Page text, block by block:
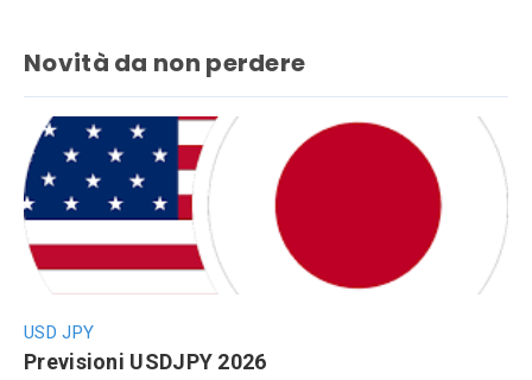
Novità da non perdere
USD JPY
Previsioni USDJPY 2026